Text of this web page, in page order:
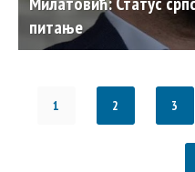
питање
1 2 3